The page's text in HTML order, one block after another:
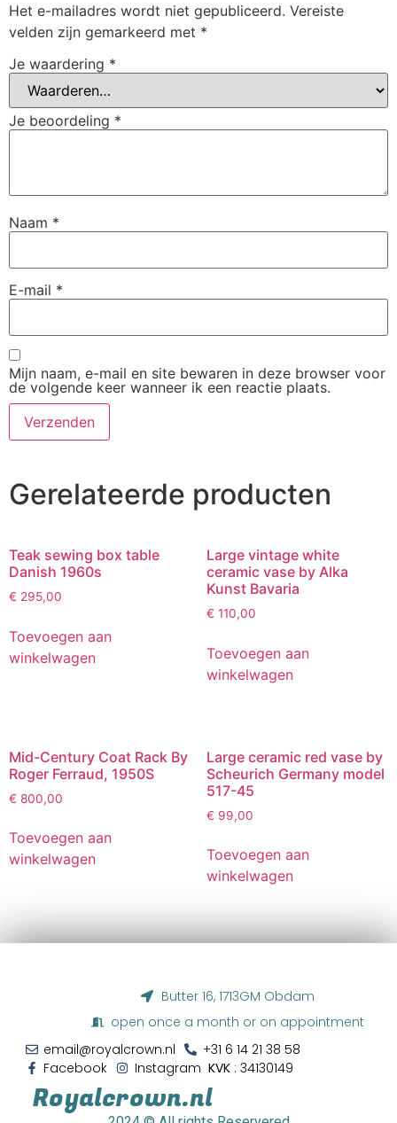
Het e-mailadres wordt niet gepubliceerd. Vereiste
velden zijn gemarkeerd met *
Je waardering *
Je beoordeling *
Naam *
E-mail *
Mijn naam, e-mail en site bewaren in deze browser voor
de volgende keer wanneer ik een reactie plaats.
Gerelateerde producten
Teak sewing box table
Danish 1960s
€ 295,00
Toevoegen aan
winkelwagen
Large vintage white
ceramic vase by Alka
Kunst Bavaria
€ 110,00
Toevoegen aan
winkelwagen
Mid-Century Coat Rack By
Roger Ferraud, 1950S
€ 800,00
Toevoegen aan
winkelwagen
Large ceramic red vase by
Scheurich Germany model
517-45
€ 99,00
Toevoegen aan
winkelwagen
Butter 16, 1713GM Obdam
open once a month or on appointment
email@royalcrown.nl
+31 6 14 21 38 58‬
Facebook
Instagram KVK: 34130149
Royalcrown.nl